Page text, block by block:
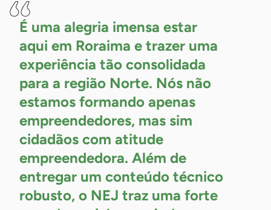
É uma alegria imensa estar
aqui em Roraima e trazer uma
experiência tão consolidada
para a região Norte. Nós não
estamos formando apenas
empreendedores, mas sim
cidadãos com atitude
empreendedora. Além de
entregar um conteúdo técnico
robusto, o NEJ traz uma forte